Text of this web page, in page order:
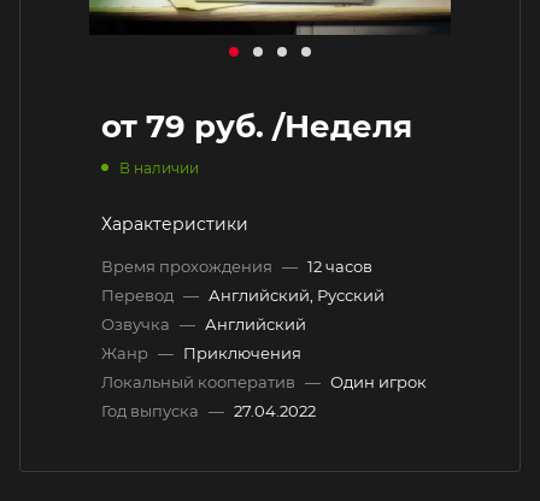
от 79 руб. /Неделя
В наличии
Характеристики
Время прохождения — 12 часов
Перевод — Английский, Русский
Озвучка — Английский
Жанр — Приключения
Локальный кооператив — Один игрок
Год выпуска — 27.04.2022